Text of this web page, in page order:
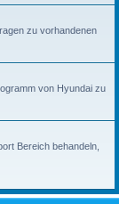
zu vorhandenen
von Hyundai zu
Bereich behandeln,